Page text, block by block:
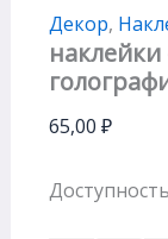
Декор,
65,00 ₽